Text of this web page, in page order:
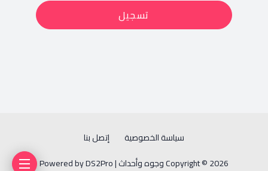
سياسة الخصوصية
إتصل بنا
Copyright © 2026 وجوه وأحداث | Powered by DS2Pro